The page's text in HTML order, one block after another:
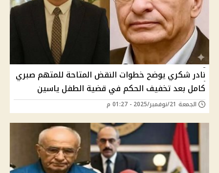
نادر شكري يوضح خطوات النقض المتاحة للمتهم صبري
كامل بعد تخفيف الحكم في قضية الطفل ياسين
الجمعة 21/نوفمبر/2025 - 01:27 م